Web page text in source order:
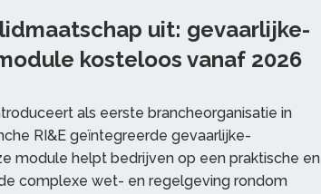
uit: gevaarlijke-
kosteloos vanaf 2026
als eerste brancheorganisatie in
RI&E geïntegreerde gevaarlijke-
module helpt bedrijven op een praktische en
complexe wet- en regelgeving rondom